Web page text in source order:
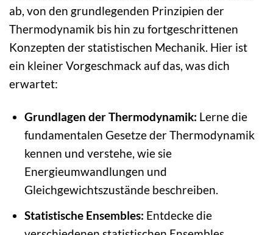
ab, von den grundlegenden Prinzipien der
Thermodynamik bis hin zu fortgeschrittenen
Konzepten der statistischen Mechanik. Hier ist
ein kleiner Vorgeschmack auf das, was dich
erwartet:
Grundlagen der Thermodynamik: Lerne die
fundamentalen Gesetze der Thermodynamik
kennen und verstehe, wie sie
Energieumwandlungen und
Gleichgewichtszustände beschreiben.
Statistische Ensembles: Entdecke die